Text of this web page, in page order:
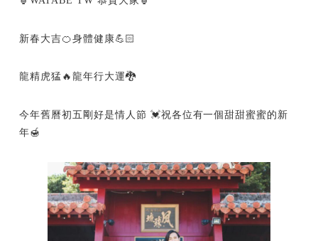
新春大吉🍊身體健康💪🏻
龍精虎猛🔥龍年行大運🐉
今年舊曆初五剛好是情人節 💓祝各位有一個甜甜蜜蜜的新
年🍯